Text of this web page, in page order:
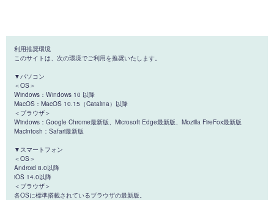
利用推奨環境
このサイトは、次の環境でご利用を推奨いたします。
▼パソコン
＜OS＞
Windows：Windows 10 以降
MacOS：MacOS 10.15（Catalina）以降
＜ブラウザ＞
Windows：Google Chrome最新版、Microsoft Edge最新版、Mozilla FireFox最新版
Macintosh：Safari最新版
▼スマートフォン
＜OS＞
Android 8.0以降
iOS 14.0以降
＜ブラウザ＞
各OSに標準搭載されているブラウザの最新版。